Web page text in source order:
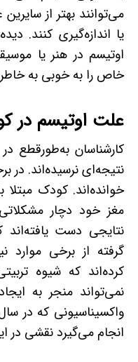
می‌توانند بهتر از
یا اندازه‌گیری کنند.
اوتیسم در هنر یا
خاص را به‌ خوبی به­ خاطر
علت اوتیسم در
کارشناسان به‌طورقطع
نتیجه‌ای نرسیده‌اند. در
خوانده‌اند. کودک
مغز خود دچار
نتایجی دست
گرفته از برخی موارد
کرده‌اند که شیوه‌
نمی‌تواند منجر به
واکسیناسیونی که در
انجام می‌گیرد نقشی در